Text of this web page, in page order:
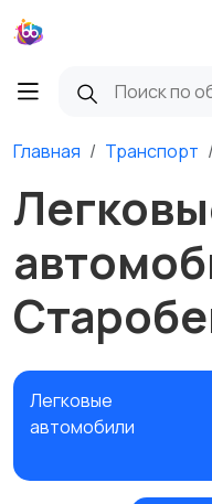
Главная Транспорт
Легковые
автомобили